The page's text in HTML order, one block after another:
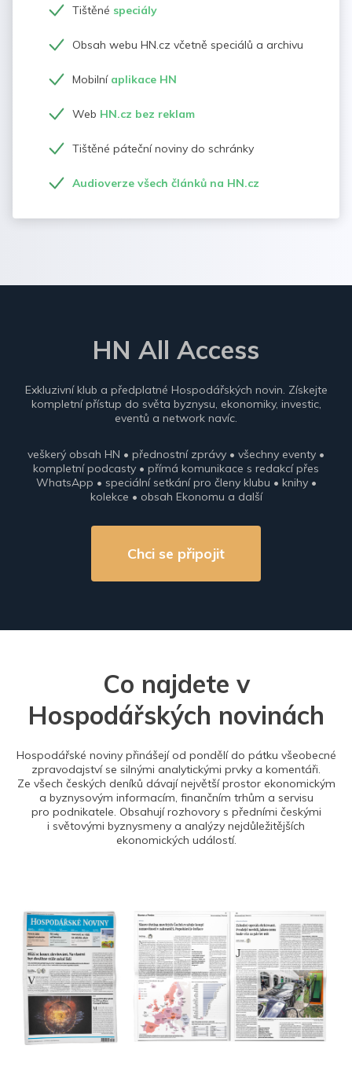
Tištěné speciály
Obsah webu HN.cz včetně speciálů a archivu
Mobilní aplikace HN
Web HN.cz bez reklam
Tištěné páteční noviny do schránky
Audioverze všech článků na HN.cz
HN All Access
Exkluzivní klub a předplatné Hospodářských novin. Získejte
kompletní přístup do světa byznysu, ekonomiky, investic,
eventů a network navíc.
veškerý obsah HN • přednostní zprávy • všechny eventy •
kompletní podcasty • přímá komunikace s redakcí přes
WhatsApp • speciální setkání pro členy klubu • knihy •
kolekce • obsah Ekonomu a další
Chci se připojit
Co najdete v
Hospodářských novinách
Hospodářské noviny přinášejí od pondělí do pátku všeobecné
zpravodajství se silnými analytickými prvky a komentáři.
Ze všech českých deníků dávají největší prostor ekonomickým
a byznysovým informacím, finančním trhům a servisu
pro podnikatele. Obsahují rozhovory s předními českými
i světovými byznysmeny a analýzy nejdůležitějších
ekonomických událostí.